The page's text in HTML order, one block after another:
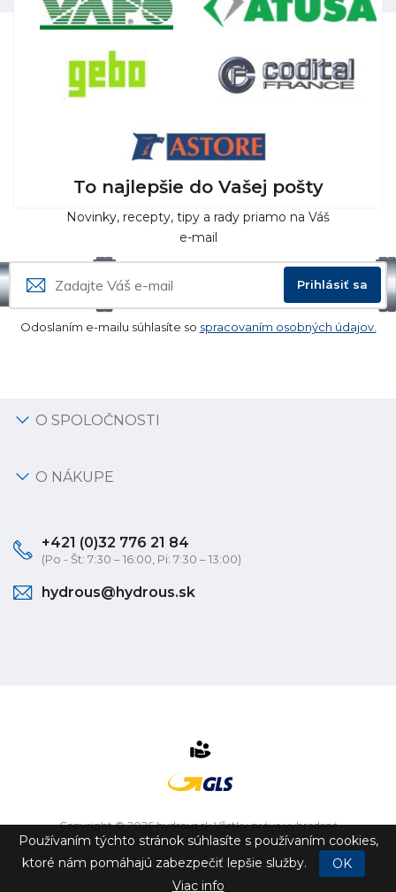
To najlepšie do Vašej pošty
Novinky, recepty, tipy a rady priamo na Váš
e-mail
Prihlásiť sa
Odoslaním e-mailu súhlasíte so spracovaním osobných údajov.
O SPOLOČNOSTI
O NÁKUPE
+421 (0)32 776 21 84
(Po - Št: 7:30 – 16:00, Pi: 7:30 – 13:00)
hydrous@hydrous.sk
Copyright © 2026 hydrous.sk Všetky práva vyhradené
eshop na mieruvytvorilovibration.sk
Používaním týchto stránok súhlasíte s používaním cookies,
ktoré nám pomáhajú zabezpečiť lepšie služby.
OK
Viac info